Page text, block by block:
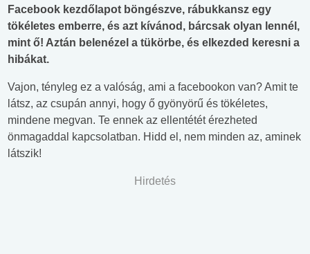
Facebook kezdőlapot böngészve, rábukkansz egy
tökéletes emberre, és azt kívánod, bárcsak olyan lennél,
mint ő! Aztán belenézel a tükörbe, és elkezded keresni a
hibákat.
Vajon, tényleg ez a valóság, ami a facebookon van? Amit te
látsz, az csupán annyi, hogy ő gyönyörű és tökéletes,
mindene megvan. Te ennek az ellentétét érezheted
önmagaddal kapcsolatban. Hidd el, nem minden az, aminek
látszik!
Hirdetés